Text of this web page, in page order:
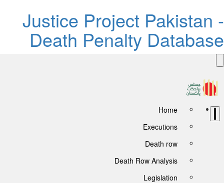
Justice Project
Death Penalty
Home
Executions
Death row
Death Row Analysis
Legislation